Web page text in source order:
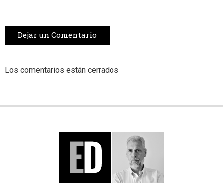
Dejar un Comentario
Los comentarios están cerrados